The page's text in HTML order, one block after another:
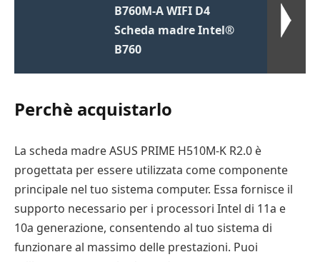
B760M-A WIFI D4
Scheda madre Intel®
B760
Perchè acquistarlo
La scheda madre ASUS PRIME H510M-K R2.0 è
progettata per essere utilizzata come componente
principale nel tuo sistema computer. Essa fornisce il
supporto necessario per i processori Intel di 11a e
10a generazione, consentendo al tuo sistema di
funzionare al massimo delle prestazioni. Puoi